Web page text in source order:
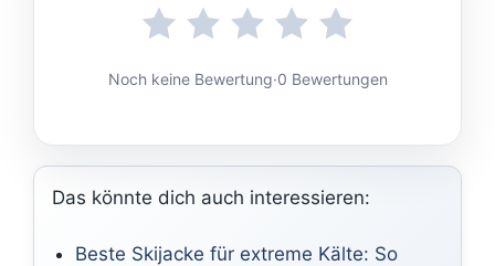
Noch keine Bewertung·0 Bewertungen
Das könnte dich auch interessieren:
Beste Skijacke für extreme Kälte: So